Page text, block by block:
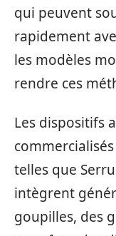
qui peuvent
rapidement
les modèles
rendre ces
Les dispositifs
telles que
intègrent
goupilles, des